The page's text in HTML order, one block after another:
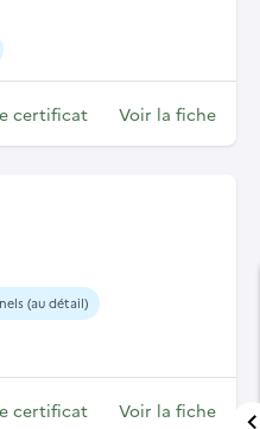
certificat Voir la fiche
(au détail)
certificat Voir la fiche